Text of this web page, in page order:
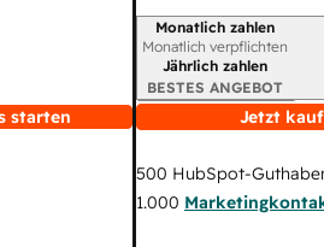
starten
Abrechnungszeitraum
Monatlich zahlen
Monatlich verpflichten
Jährlich zahlen
BESTES ANGEBOT
Jetzt
500 HubSpot-
1.000